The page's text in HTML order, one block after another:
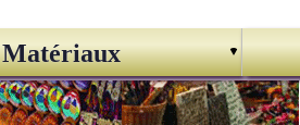
Matériaux